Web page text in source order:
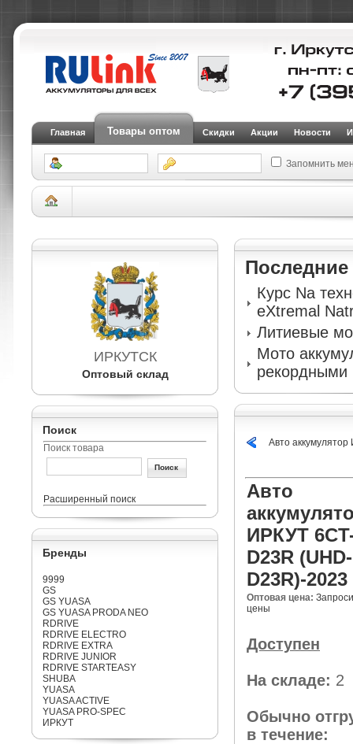
Главная Товары оптом Скидки Акции Новости
Запомнить
АКБ для легковых автомобилей и внедорожников
Северная версия (SMF)
Авто аккумулятор ИРКУТ 6CT-65VL-D23R (UHD-
ИРКУТСК
Оптовый склад
Поиск
Поиск товара
Расширенный поиск
Бренды
9999
GS
GS YUASA
GS YUASA PRODA NEO
RDRIVE
RDRIVE ELECTRO
RDRIVE EXTRA
RDRIVE JUNIOR
RDRIVE STARTEASY
SHUBA
YUASA
YUASA ACTIVE
YUASA PRO-SPEC
ИРКУТ
Последние
Курс Na
eXtremal
Литиевые
Мото
рекордными
Авто
Авто
ИРКУТ
D23R (UHD-
D23R)-2023
Оптовая цена:
цены
Доступен
На складе: 2
Обычно
в течение: